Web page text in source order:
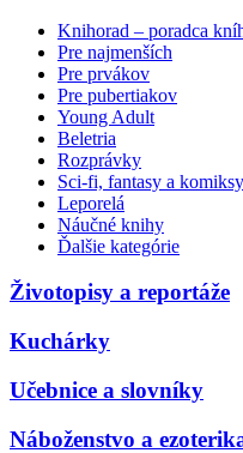
Knihorad – poradca
Pre najmenších
Pre prvákov
Pre pubertiakov
Young Adult
Beletria
Rozprávky
Sci-fi, fantasy a komiksy
Leporelá
Náučné knihy
Ďalšie kategórie
Životopisy a reportáže
Kuchárky
Učebnice a slovníky
Náboženstvo a